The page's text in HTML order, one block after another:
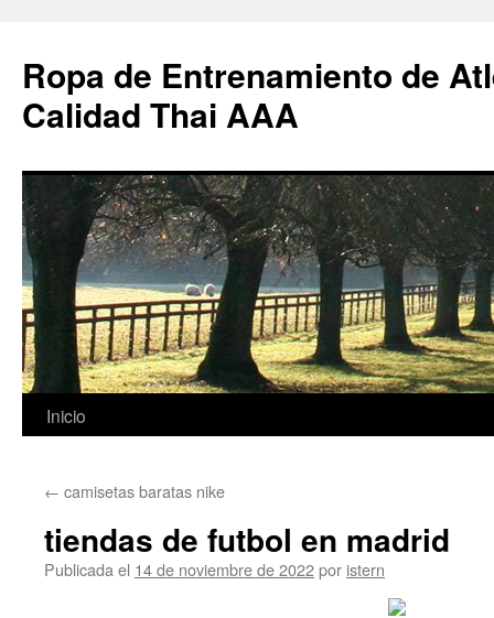
Ropa de Entrenamiento de
Calidad Thai AAA
Saltar
contenido
Inicio
← camisetas baratas nike
tiendas de futbol en madrid
Publicada el 14 de noviembre de 2022por istern